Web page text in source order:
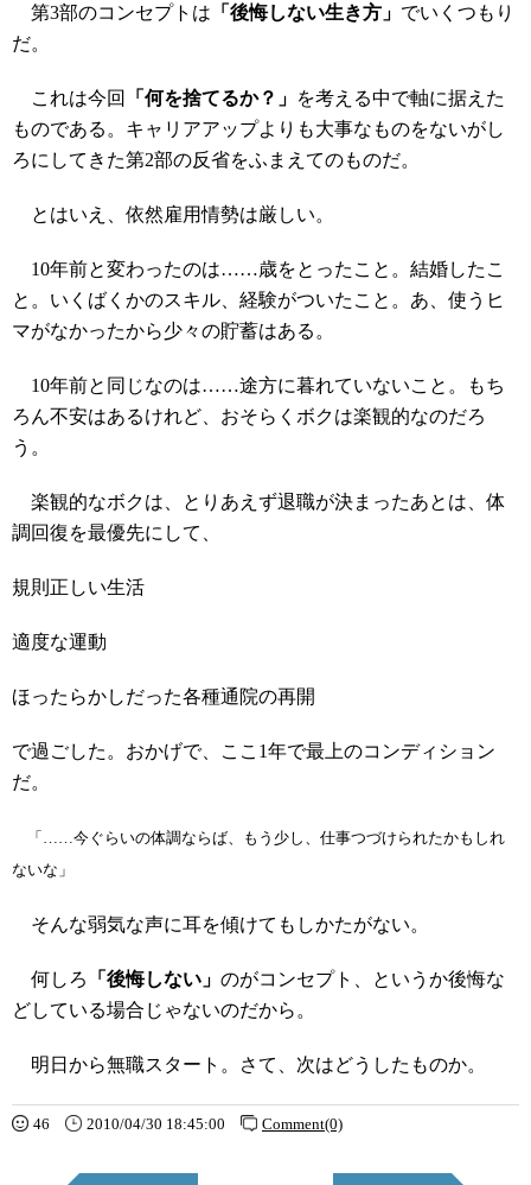
第3部のコンセプトは 「後悔しない生き方」 でいくつもり
だ。
これは今回 「何を捨てるか？」 を考える中で軸に据えた
ものである。キャリアアップよりも大事なものをないがし
ろにしてきた第2部の反省をふまえてのものだ。
とはいえ、依然雇用情勢は厳しい。
10年前と変わったのは……歳をとったこと。結婚したこ
と。いくばくかのスキル、経験がついたこと。あ、使うヒ
マがなかったから少々の貯蓄はある。
10年前と同じなのは……途方に暮れていないこと。もち
ろん不安はあるけれど、おそらくボクは楽観的なのだろ
う。
楽観的なボクは、とりあえず退職が決まったあとは、体
調回復を最優先にして、
規則正しい生活
適度な運動
ほったらかしだった各種通院の再開
で過ごした。おかげで、ここ1年で最上のコンディション
だ。
「……今ぐらいの体調ならば、もう少し、仕事つづけられたかもしれ
ないな」
そんな弱気な声に耳を傾けてもしかたがない。
何しろ 「後悔しない 」 のがコンセプト、というか後悔な
どしている場合じゃないのだから。
明日から無職スタート。さて、次はどうしたものか。
46 2010/04/30 18:45:00 Comment(0)